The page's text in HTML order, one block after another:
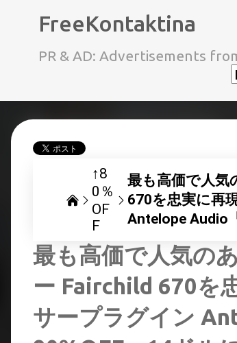
FreeKontaktina
PR & AD: Advertisements
↑8
0％
OF
F
最も高価で人気
670を忠実に再
Antelope Audio
最も高価で人気の
ー Fairchild 670を
サープラグイン